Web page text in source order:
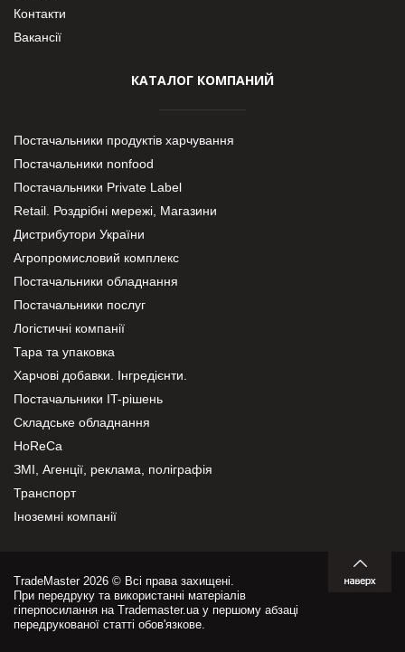
Контакти
Вакансії
КАТАЛОГ КОМПАНИЙ
Постачальники продуктів харчування
Постачальники nonfood
Постачальники Private Label
Retail. Роздрібні мережі, Магазини
Дистрибутори України
Агропромисловий комплекс
Постачальники обладнання
Постачальники послуг
Логістичні компанії
Тара та упаковка
Харчові добавки. Інгредієнти.
Постачальники IT-рішень
Складське обладнання
HoReCa
ЗМІ, Агенції, реклама, поліграфія
Транспорт
Іноземні компанії
TradeMaster 2026 © Всі права захищені.
При передруку та використанні матеріалів
гіперпосилання на Trademaster.ua у першому абзаці
передрукованої статті обов'язкове.